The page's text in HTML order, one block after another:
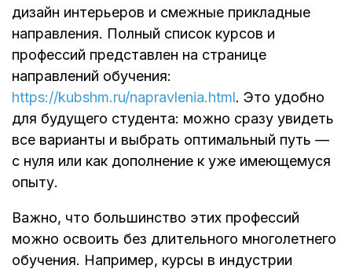
дизайн интерьеров и смежные прикладные
направления. Полный список курсов и
профессий представлен на странице
направлений обучения:
https://kubshm.ru/napravlenia.html. Это удобно
для будущего студента: можно сразу увидеть
все варианты и выбрать оптимальный путь —
с нуля или как дополнение к уже имеющемуся
опыту.
Важно, что большинство этих профессий
можно освоить без длительного многолетнего
обучения. Например, курсы в индустрии